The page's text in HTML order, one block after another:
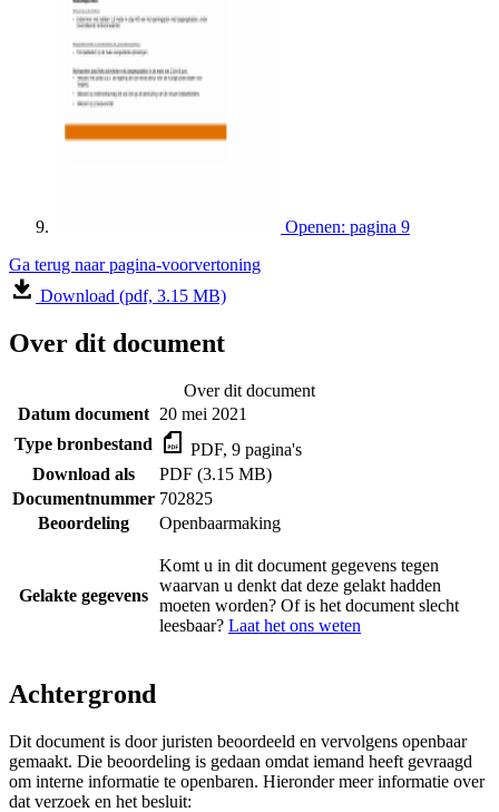
Openen: pagina 9
Ga terug naar pagina-voorvertoning
Download (pdf, 3.15 MB)
Over dit document
Over dit document
Datum document 20 mei 2021
Type bronbestand
PDF, 9 pagina's
Download als
PDF (3.15 MB)
Documentnummer 702825
Beoordeling
Openbaarmaking
Gelakte gegevens
Komt u in dit document gegevens tegen
waarvan u denkt dat deze gelakt hadden
moeten worden? Of is het document slecht
leesbaar? Laat het ons weten
Achtergrond
Dit document is door juristen beoordeeld en vervolgens openbaar
gemaakt. Die beoordeling is gedaan omdat iemand heeft gevraagd
om interne informatie te openbaren. Hieronder meer informatie over
dat verzoek en het besluit: